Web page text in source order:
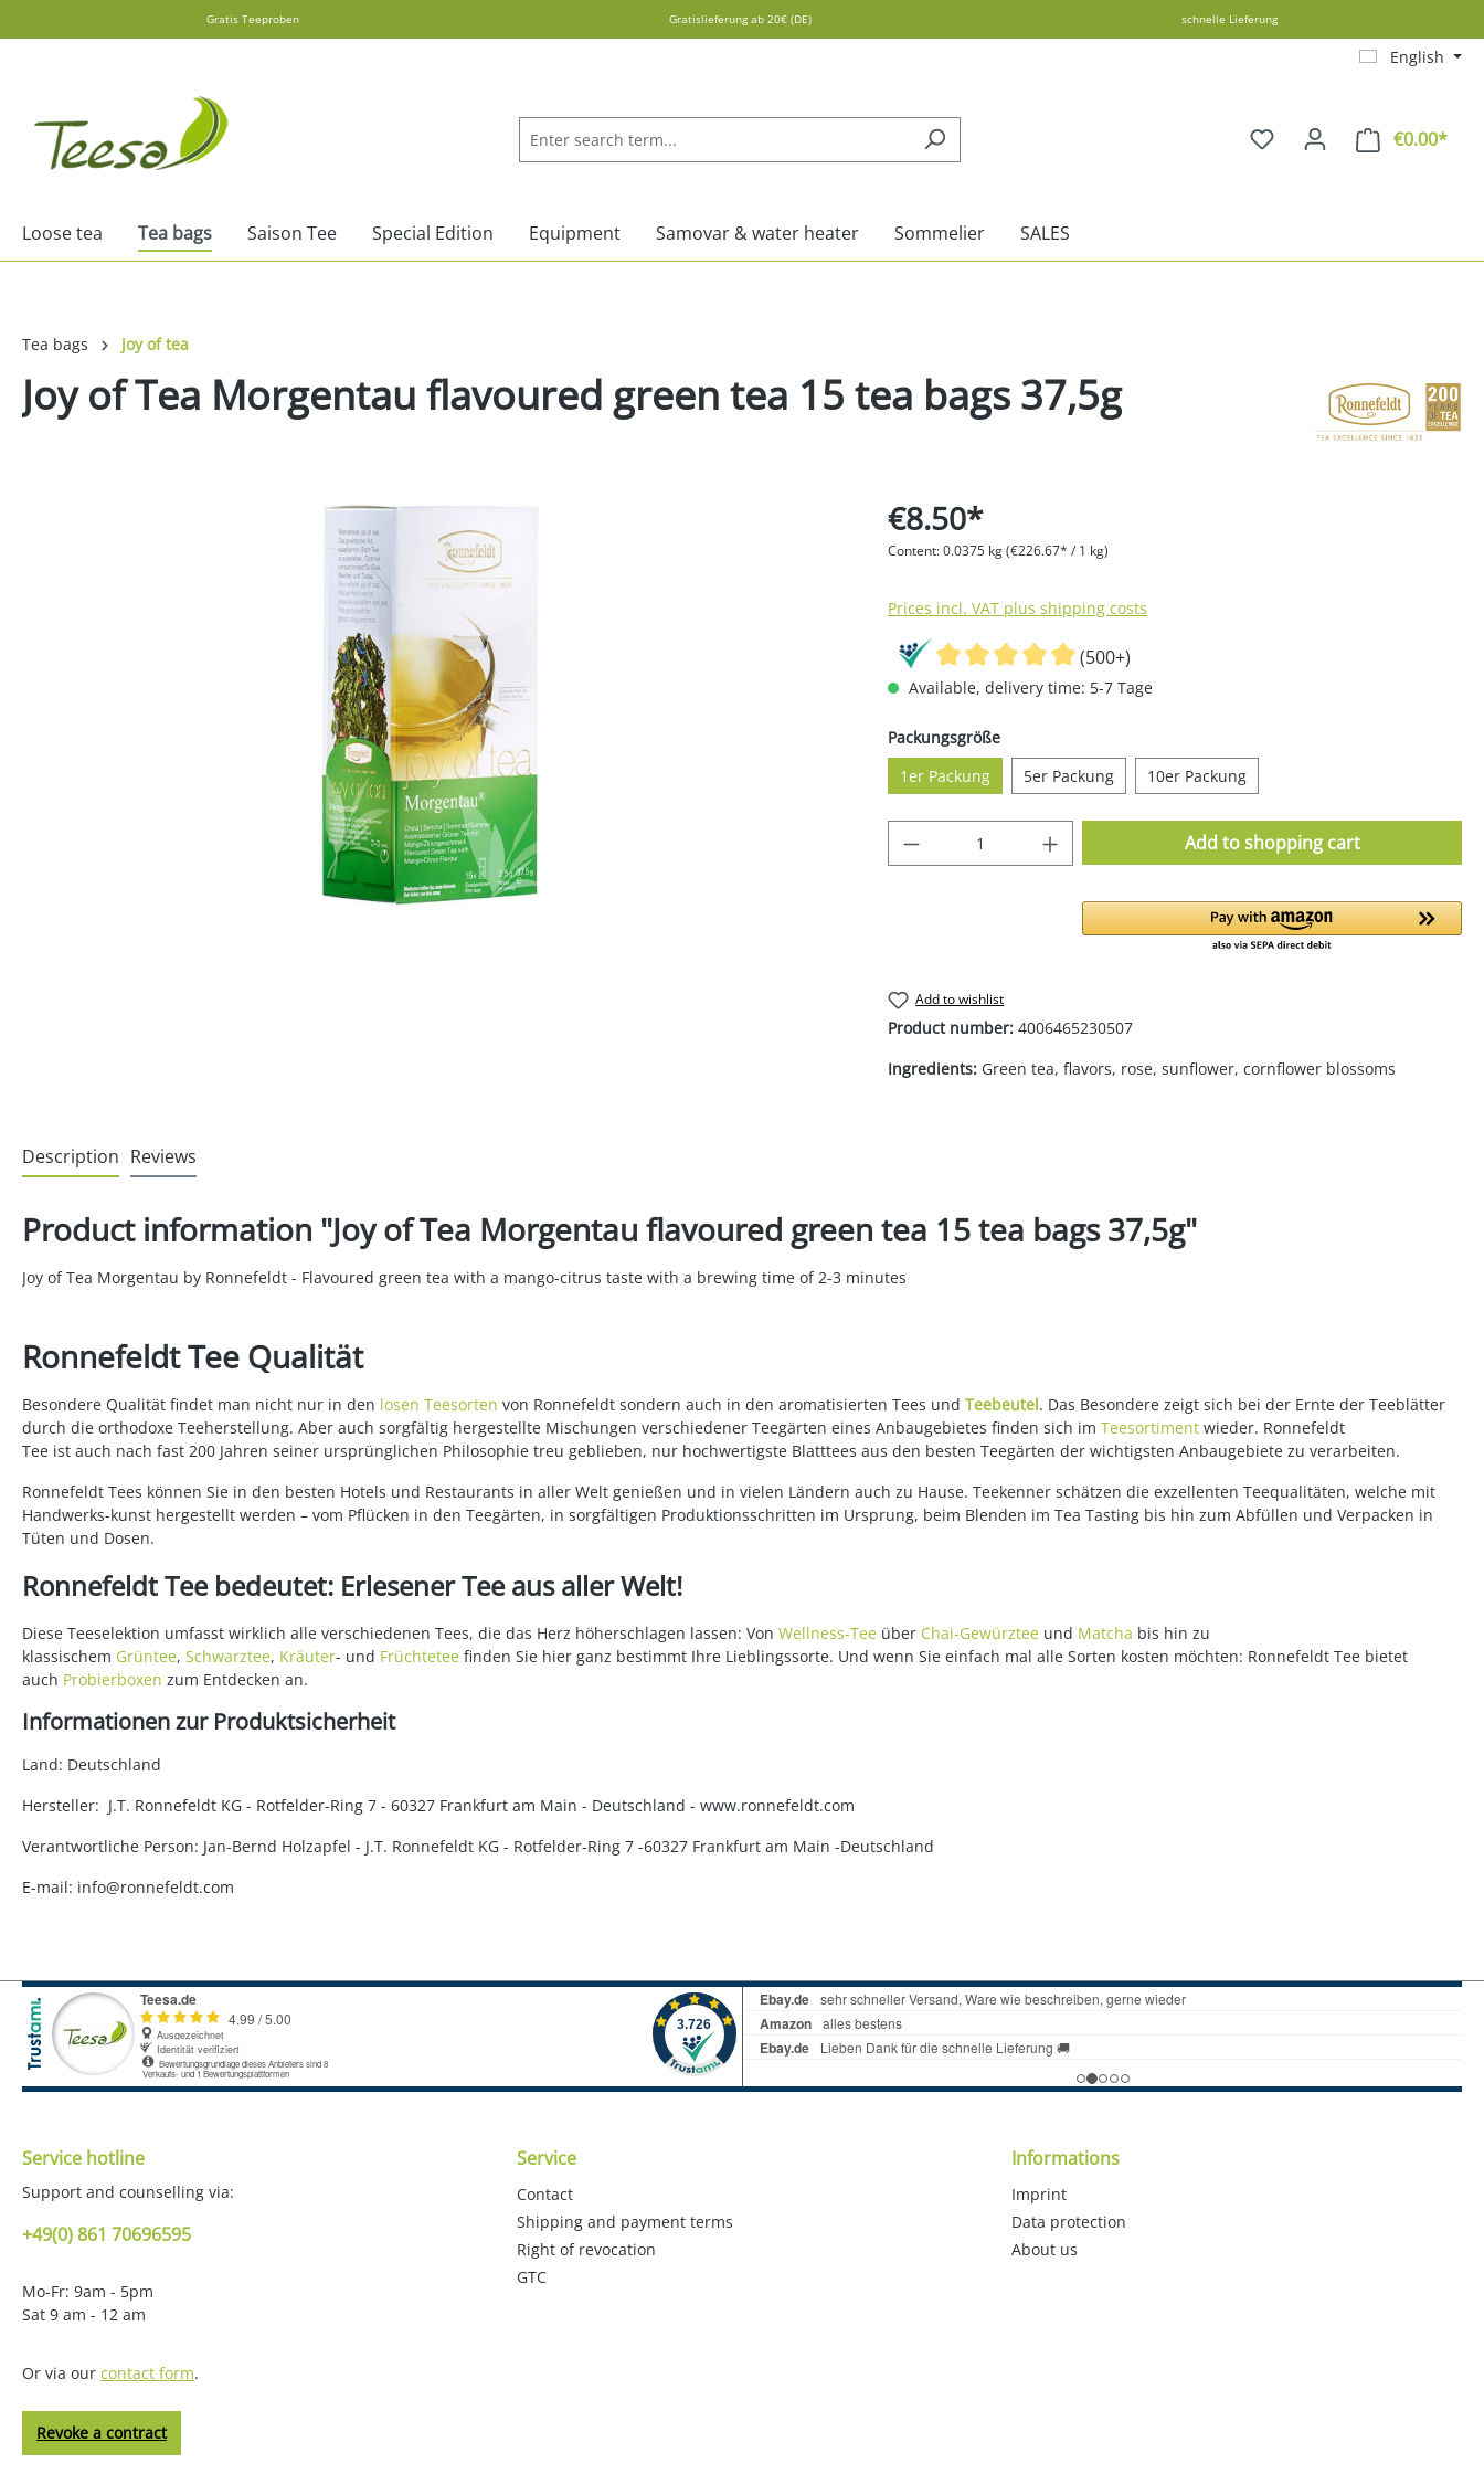
Skip to main navigationGratis Teeproben Gratislieferung ab 20€ (DE) schnelle Lieferung
English
€0.00*
Loose tea Tea bags Saison Tee Special Edition Equipment Samovar & water heater Sommelier SALES
Tea bags joy of tea
Joy of Tea Morgentau flavoured green tea 15 tea bags 37,5g
€8.50*
Content:0.0375 kg(€226.67* / 1 kg)
Prices incl. VAT plus shipping costs
(500+)
Available, delivery time: 5-7 Tage
Select
Packungsgröße
1er Packung
5er Packung 10er Packung
Product Quantity: Enter the desired amount
Add to shopping cart
Add to wishlist
Product number: 4006465230507
Ingredients: Green tea, flavors, rose, sunflower, cornflower blossoms
Description Reviews
Product information "Joy of Tea Morgentau flavoured green tea 15 tea bags 37,5g"
Joy of Tea Morgentau by Ronnefeldt - Flavoured green tea with a mango-citrus taste with a brewing time of 2-3 minutes
Ronnefeldt Tee Qualität
Besondere Qualität findet man nicht nur in den losen Teesorten von Ronnefeldt sondern auch in den aromatisierten Tees und Teebeutel. Das Besondere zeigt sich bei der Ernte der Teeblätter
durch die orthodoxe Teeherstellung. Aber auch sorgfältig hergestellte Mischungen verschiedener Teegärten eines Anbaugebietes finden sich im Teesortiment wieder. Ronnefeldt
Tee ist auch nach fast 200 Jahren seiner ursprünglichen Philosophie treu geblieben, nur hochwertigste Blatttees aus den besten Teegärten der wichtigsten Anbaugebiete zu verarbeiten.
Ronnefeldt Tees können Sie in den besten Hotels und Restaurants in aller Welt genießen und in vielen Ländern auch zu Hause. Teekenner schätzen die exzellenten Teequalitäten, welche mit
Handwerks-kunst hergestellt werden – vom Pflücken in den Teegärten, in sorgfältigen Produktionsschritten im Ursprung, beim Blenden im Tea Tasting bis hin zum Abfüllen und Verpacken in
Tüten und Dosen.
Ronnefeldt Tee bedeutet: Erlesener Tee aus aller Welt!
Diese Teeselektion umfasst wirklich alle verschiedenen Tees, die das Herz höherschlagen lassen: Von Wellness-Tee über Chai-Gewürztee und Matcha bis hin zu
klassischem Grüntee, Schwarztee, Kräuter- und Früchtetee finden Sie hier ganz bestimmt Ihre Lieblingssorte. Und wenn Sie einfach mal alle Sorten kosten möchten: Ronnefeldt Tee bietet
auch Probierboxen zum Entdecken an.
Informationen zur Produktsicherheit
Land: Deutschland
Hersteller: J.T. Ronnefeldt KG - Rotfelder-Ring 7 - 60327 Frankfurt am Main - Deutschland - www.ronnefeldt.com
Verantwortliche Person: Jan-Bernd Holzapfel - J.T. Ronnefeldt KG - Rotfelder-Ring 7 -60327 Frankfurt am Main -Deutschland
E-mail: info@ronnefeldt.com
Service hotline
Support and counselling via:
+49(0) 861 70696595
Mo-Fr: 9am - 5pm
Sat 9 am - 12 am
Or via our contact form.
Revoke a contract
Service
Contact
Shipping and payment terms
Right of revocation
GTC
Informations
Imprint
Data protection
About us